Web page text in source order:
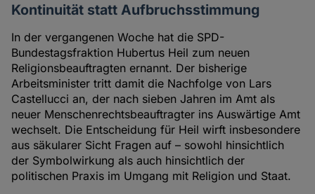
Kontinuität statt Aufbruchsstimmung
In der vergangenen Woche hat die SPD-
Bundestagsfraktion Hubertus Heil zum neuen
Religionsbeauftragten ernannt. Der bisherige
Arbeitsminister tritt damit die Nachfolge von Lars
Castellucci an, der nach sieben Jahren im Amt als
neuer Menschenrechtsbeauftragter ins Auswärtige Amt
wechselt. Die Entscheidung für Heil wirft insbesondere
aus säkularer Sicht Fragen auf – sowohl hinsichtlich
der Symbolwirkung als auch hinsichtlich der
politischen Praxis im Umgang mit Religion und Staat.